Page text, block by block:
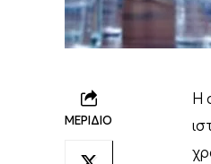
ΜΕΡΙΔΙΟ
Η